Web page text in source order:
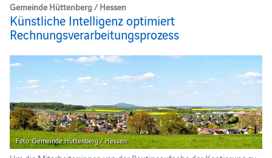
Gemeinde Hüttenberg / Hessen
Künstliche Intelligenz optimiert
Rechnungsverarbeitungsprozess
Foto: Gemeinde Hüttenberg / Hessen